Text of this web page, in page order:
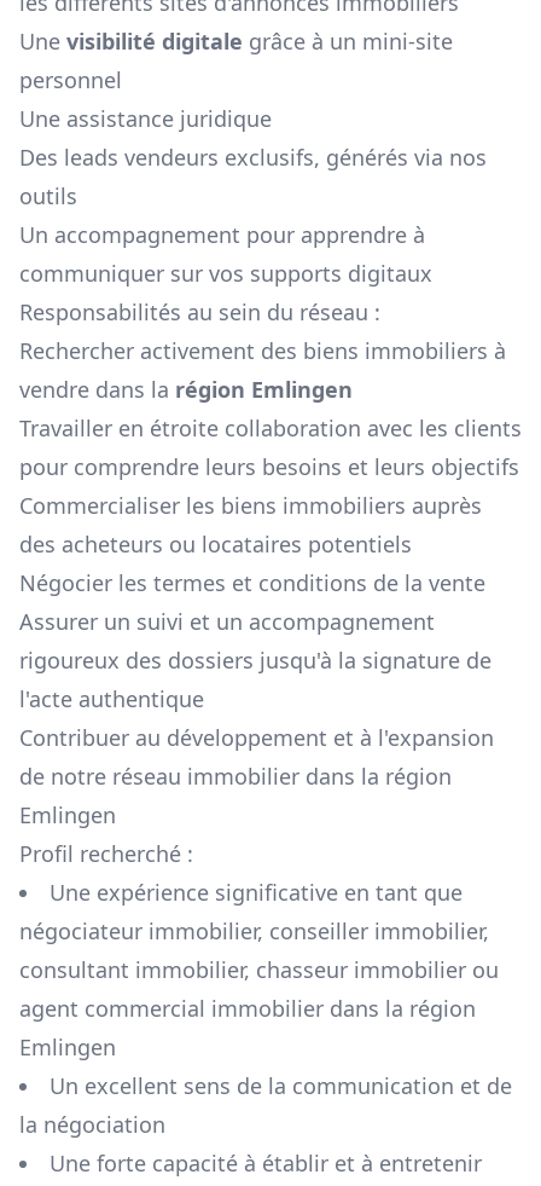
Une visibilité digitale grâce à un mini-site
personnel
Une assistance juridique
Des leads vendeurs exclusifs, générés via nos
outils
Un accompagnement pour apprendre à
communiquer sur vos supports digitaux
Responsabilités au sein du réseau :
Rechercher activement des biens immobiliers à
vendre dans la région Emlingen
Travailler en étroite collaboration avec les clients
pour comprendre leurs besoins et leurs objectifs
Commercialiser les biens immobiliers auprès
des acheteurs ou locataires potentiels
Négocier les termes et conditions de la vente
Assurer un suivi et un accompagnement
rigoureux des dossiers jusqu'à la signature de
l'acte authentique
Contribuer au développement et à l'expansion
de notre réseau immobilier dans la région
Emlingen
Profil recherché :
Une expérience significative en tant que
négociateur immobilier, conseiller immobilier,
consultant immobilier, chasseur immobilier ou
agent commercial immobilier dans la région
Emlingen
Un excellent sens de la communication et de
la négociation
Une forte capacité à établir et à entretenir